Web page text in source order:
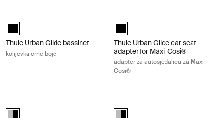
Thule Urban Glide bassinet Crna (selected)
Thule Urban Glide bassinet
kolijevka crne boje
Thule Urban Glide car seat
Thule Urban Glide car seat
adapter for Maxi-Cosi®
adapter za autosjedalicu za Maxi-
Cosi®
Thule Urban Glide car seat adapter for Chicco® Aluminum/Black
Thule Urban Glide car seat